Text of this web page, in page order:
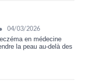
04/03/2026
en médecine
la peau au‑delà des